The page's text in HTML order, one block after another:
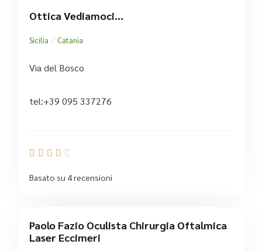
Ottica Vediamoci…
Sicilia / Catania
Via del Bosco
tel:+39 095 337276
    
Basato su 4 recensioni
Paolo Fazio Oculista Chirurgia Oftalmica
Laser Eccimeri